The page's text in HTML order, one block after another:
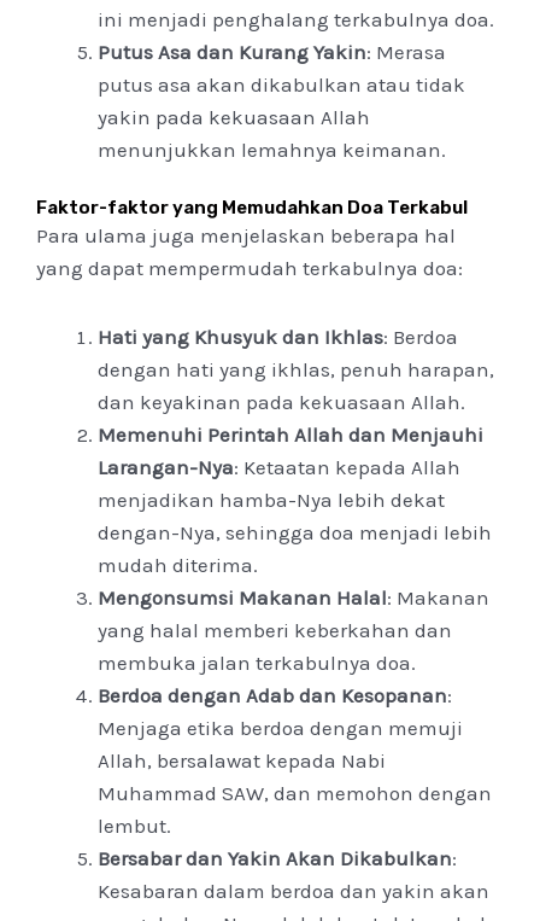
ini menjadi penghalang terkabulnya doa.
Putus Asa dan Kurang Yakin: Merasa
putus asa akan dikabulkan atau tidak
yakin pada kekuasaan Allah
menunjukkan lemahnya keimanan.
Faktor-faktor yang Memudahkan Doa Terkabul
Para ulama juga menjelaskan beberapa hal
yang dapat mempermudah terkabulnya doa:
Hati yang Khusyuk dan Ikhlas: Berdoa
dengan hati yang ikhlas, penuh harapan,
dan keyakinan pada kekuasaan Allah.
Memenuhi Perintah Allah dan Menjauhi
Larangan-Nya: Ketaatan kepada Allah
menjadikan hamba-Nya lebih dekat
dengan-Nya, sehingga doa menjadi lebih
mudah diterima.
Mengonsumsi Makanan Halal: Makanan
yang halal memberi keberkahan dan
membuka jalan terkabulnya doa.
Berdoa dengan Adab dan Kesopanan:
Menjaga etika berdoa dengan memuji
Allah, bersalawat kepada Nabi
Muhammad SAW, dan memohon dengan
lembut.
Bersabar dan Yakin Akan Dikabulkan:
Kesabaran dalam berdoa dan yakin akan